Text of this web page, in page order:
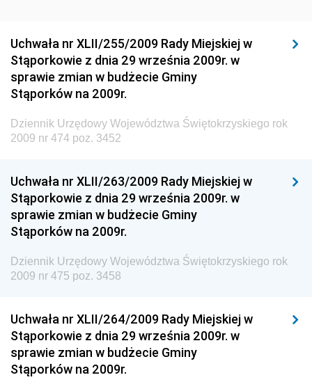
Dziennik Urzędowy Ministra Budownictwa i Przemysłu
Materiałów Budowlanych
Dziennik Urzędowy Ministra Infrastruktury i Rozwoju
Dziennik Urzędowy Głównego Inspektoratu Ochrony
Środowiska
Dziennik Urzędowy Generalnej Dyrekcji Ochrony
Dziennik Urzędowy Ministerstwa Administracji,
Gospodarki Terenowej i Ochrony Środowiska
Dziennik Urzędowy Ministerstwa Administracji i
Gospodarki Przestrzennej
Dziennik Urzędowy Unii Europejskiej, L
Dziennik Urzędowy Ministerstwa Przemysłu
Chemicznego i Lekkiego
Dziennik Urzędowy Ministerstwa Rolnictwa i
Gospodarki Żywnościowej
Uchwała nr XLII/255/2009 Rady Miejskiej w
Stąporkowie z dnia 29 września 2009r. w
sprawie zmian w budżecie Gminy
Stąporków na 2009r.
Dziennik Urzędowy Województwa Świętokrzyskiego rok
2009 nr 474 poz. 3452
Uchwała nr XLII/263/2009 Rady Miejskiej w
Stąporkowie z dnia 29 września 2009r. w
sprawie zmian w budżecie Gminy
Stąporków na 2009r.
Dziennik Urzędowy Województwa Świętokrzyskiego rok
2009 nr 475 poz. 3458
Uchwała nr XLII/264/2009 Rady Miejskiej w
Stąporkowie z dnia 29 września 2009r. w
sprawie zmian w budżecie Gminy
Stąporków na 2009r.